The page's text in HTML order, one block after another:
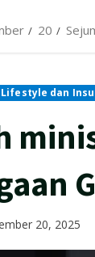
20
dan
20, 2025